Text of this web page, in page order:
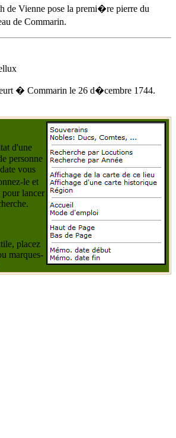
de Vienne pose la premi�re pierre du
de Commarin.
� Commarin le 26 d�cembre 1744.
d'une
personne
vous
le et
lancer
placez
marques-